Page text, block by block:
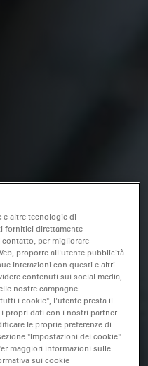
e altre tecnologie di
fornitici direttamente
per migliorare
proporre all'utente pubblicità
interazioni con questi e altri
contenuti sui social media,
nostre campagne
i cookie", l'utente presta il
propri dati con i nostri partner
le proprie preferenze di
"Impostazioni dei cookie"
maggiori informazioni sulle
sui cookie